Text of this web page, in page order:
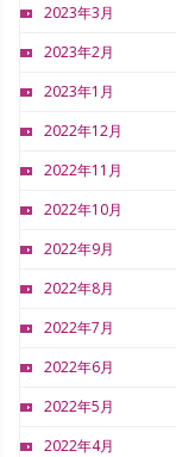
2023年3月
2023年2月
2023年1月
2022年12月
2022年11月
2022年10月
2022年9月
2022年8月
2022年7月
2022年6月
2022年5月
2022年4月